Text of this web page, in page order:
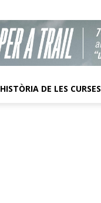
HISTÒRIA DE LES CURSES